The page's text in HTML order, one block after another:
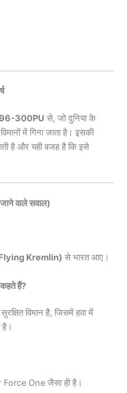
300PU से, जो दुनिया के
में गिना जाता है। इसकी
है और यही वजह है कि इसे
वाले सवाल)
Kremlin) से भारत आए।
हैं?
विमान है, जिसमें हवा में
है।
Force One जैसा ही है।